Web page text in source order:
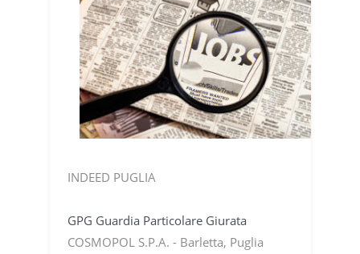
INDEED PUGLIA
GPG Guardia Particolare Giurata
COSMOPOL S.P.A. - Barletta, Puglia